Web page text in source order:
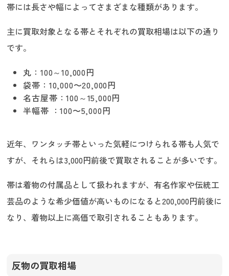
帯には長さや幅によってさまざまな種類があります。
主に買取対象となる帯とそれぞれの買取相場は以下の通り
です。
丸：100～10,000円
袋帯：10,000〜20,000円
名古屋帯：100～15,000円
半幅帯 ：100〜5,000円
近年、ワンタッチ帯といった気軽につけられる帯も人気で
すが、それらは3,000円前後で買取されることが多いです。
帯は着物の付属品として扱われますが、有名作家や伝統工
芸品のような希少価値が高いものになると200,000円前後に
なり、着物以上に高価で取引されることもあります。
反物の買取相場